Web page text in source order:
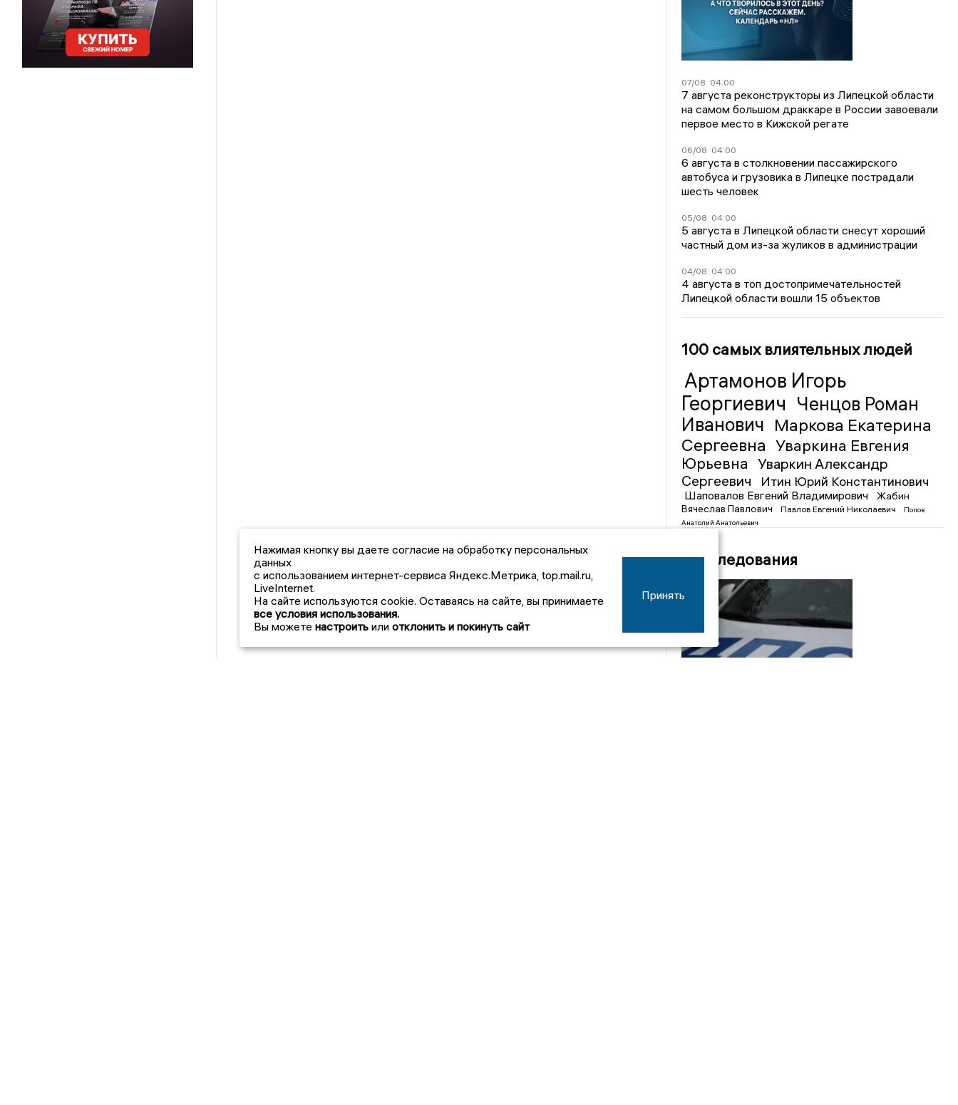
07/08 04:00
7 августа реконструкторы из Липецкой области
на самом большом драккаре в России завоевали
первое место в Кижской регате
06/08 04:00
6 августа в столкновении пассажирского
автобуса и грузовика в Липецке пострадали
шесть человек
05/08 04:00
5 августа в Липецкой области снесут хороший
частный дом из-за жуликов в администрации
04/08 04:00
4 августа в топ достопримечательностей
Липецкой области вошли 15 объектов
100 самых влиятельных людей
Артамонов Игорь
Георгиевич Ченцов Роман
Иванович Маркова Екатерина
Сергеевна Уваркина Евгения
Юрьевна
Уваркин Александр
Сергеевич
Итин Юрий Константинович
Шаповалов Евгений Владимирович
Жабин
Вячеслав Павлович
Павлов Евгений Николаевич
Попов
Анатолий Анатольевич
Расследования
Нажимая кнопку вы даете согласие на обработку персональных
данных
с использованием интернет-сервиса Яндекс.Метрика, top.mail.ru,
LiveInternet.
На сайте используются cookie. Оставаясь на сайте, вы принимаете
все условия использования.
Вы можете настроить или отклонить и покинуть сайт
Принять